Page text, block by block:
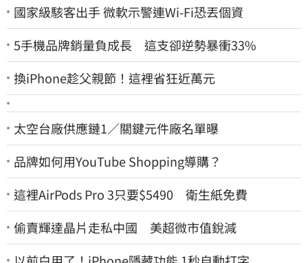
國家級駭客出手 微軟示警連Wi-Fi恐丟個資
5手機品牌銷量負成長 這支卻逆勢暴衝33%
換iPhone趁父親節！這裡省狂近萬元
太空台廠供應鏈1／關鍵元件廠名單曝
品牌如何用YouTube Shopping導購？
這裡AirPods Pro 3只要$5490 衛生紙免費
偷賣輝達晶片走私中國 美超微市值銳減